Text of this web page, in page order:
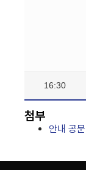
16:30
첨부
안내 공문